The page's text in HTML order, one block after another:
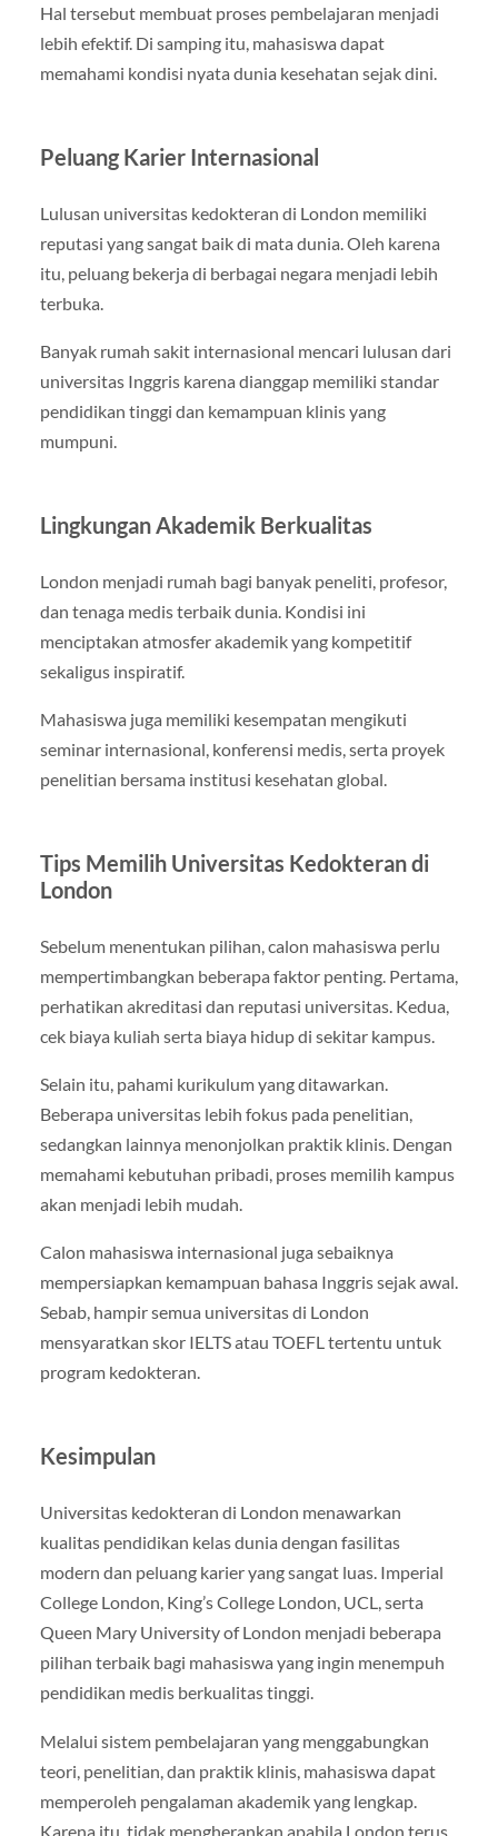
Hal tersebut membuat proses pembelajaran menjadi
lebih efektif. Di samping itu, mahasiswa dapat
memahami kondisi nyata dunia kesehatan sejak dini.
Peluang Karier Internasional
Lulusan universitas kedokteran di London memiliki
reputasi yang sangat baik di mata dunia. Oleh karena
itu, peluang bekerja di berbagai negara menjadi lebih
terbuka.
Banyak rumah sakit internasional mencari lulusan dari
universitas Inggris karena dianggap memiliki standar
pendidikan tinggi dan kemampuan klinis yang
mumpuni.
Lingkungan Akademik Berkualitas
London menjadi rumah bagi banyak peneliti, profesor,
dan tenaga medis terbaik dunia. Kondisi ini
menciptakan atmosfer akademik yang kompetitif
sekaligus inspiratif.
Mahasiswa juga memiliki kesempatan mengikuti
seminar internasional, konferensi medis, serta proyek
penelitian bersama institusi kesehatan global.
Tips Memilih Universitas Kedokteran di
London
Sebelum menentukan pilihan, calon mahasiswa perlu
mempertimbangkan beberapa faktor penting. Pertama,
perhatikan akreditasi dan reputasi universitas. Kedua,
cek biaya kuliah serta biaya hidup di sekitar kampus.
Selain itu, pahami kurikulum yang ditawarkan.
Beberapa universitas lebih fokus pada penelitian,
sedangkan lainnya menonjolkan praktik klinis. Dengan
memahami kebutuhan pribadi, proses memilih kampus
akan menjadi lebih mudah.
Calon mahasiswa internasional juga sebaiknya
mempersiapkan kemampuan bahasa Inggris sejak awal.
Sebab, hampir semua universitas di London
mensyaratkan skor IELTS atau TOEFL tertentu untuk
program kedokteran.
Kesimpulan
Universitas kedokteran di London menawarkan
kualitas pendidikan kelas dunia dengan fasilitas
modern dan peluang karier yang sangat luas. Imperial
College London, King’s College London, UCL, serta
Queen Mary University of London menjadi beberapa
pilihan terbaik bagi mahasiswa yang ingin menempuh
pendidikan medis berkualitas tinggi.
Melalui sistem pembelajaran yang menggabungkan
teori, penelitian, dan praktik klinis, mahasiswa dapat
memperoleh pengalaman akademik yang lengkap.
Karena itu, tidak mengherankan apabila London terus